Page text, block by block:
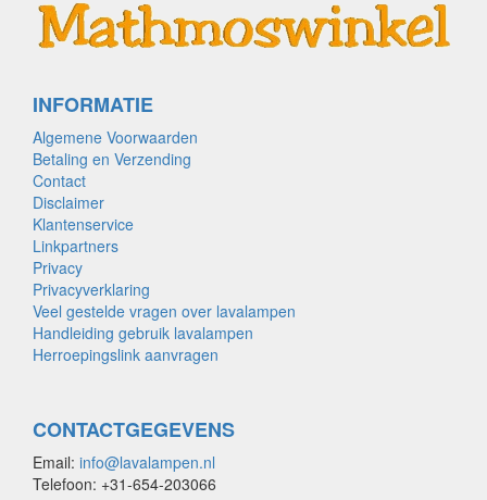
INFORMATIE
Algemene Voorwaarden
Betaling en Verzending
Contact
Disclaimer
Klantenservice
Linkpartners
Privacy
Privacyverklaring
Veel gestelde vragen over lavalampen
Handleiding gebruik lavalampen
Herroepingslink aanvragen
CONTACTGEGEVENS
Email: info@lavalampen.nl
Telefoon: +31-654-203066